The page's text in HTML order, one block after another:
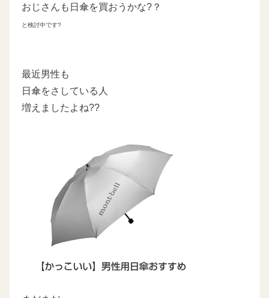
おじさんも日傘を買おうかな?？
と検討中です?
最近男性も
日傘をさしている人
増えましたよね??